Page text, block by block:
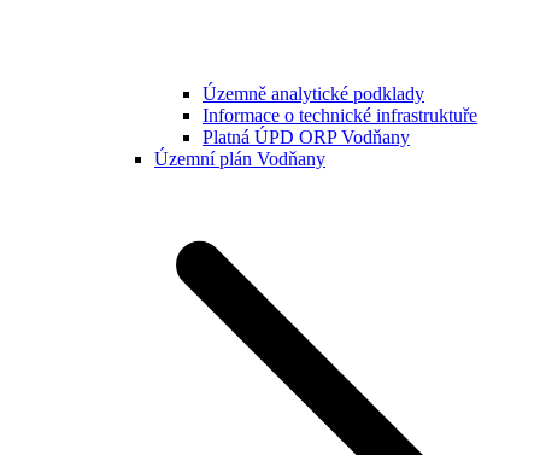
Územně analytické podklady
Informace o technické infrastruktuře
Platná ÚPD ORP Vodňany
Územní plán Vodňany